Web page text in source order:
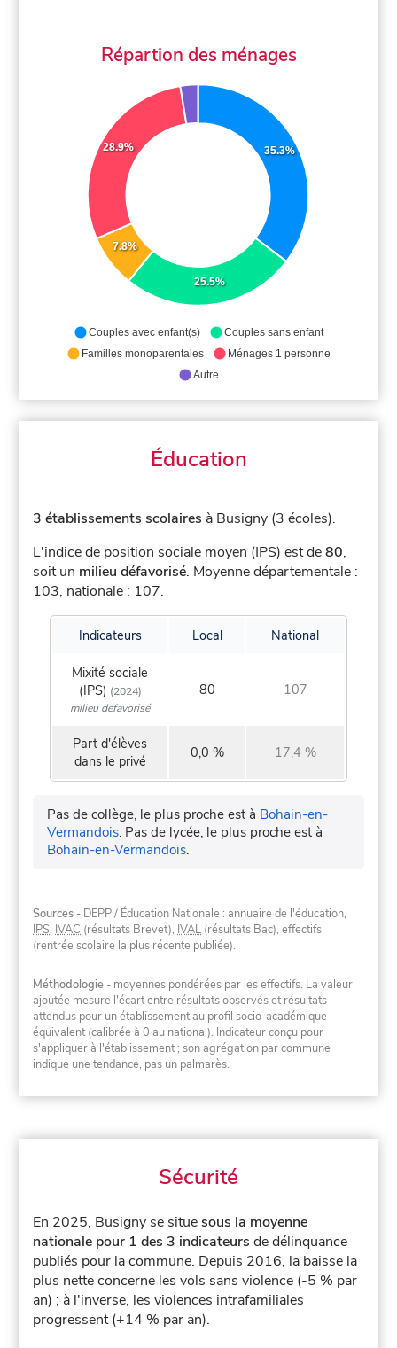
Répartion des ménages
35.3%
25.5%
7.8%
28.9%
Couples avec enfant(s)
Couples sans enfant
Familles monoparentales
Ménages 1 personne
Autre
Éducation
3 établissements scolaires à Busigny (3 écoles).
L'indice de position sociale moyen (IPS) est de80,
soit un milieu défavorisé. Moyenne départementale :
103, nationale : 107.
Indicateurs Local National
Mixité sociale
(IPS) (2024)
milieu défavorisé
80 107
Part d'élèves
dans le privé
0,0 % 17,4 %
Pas de collège, le plus proche est à Bohain-en-
Vermandois. Pas de lycée, le plus proche est à
Bohain-en-Vermandois.
Sources - DEPP / Éducation Nationale : annuaire de l'éducation,
IPS, IVAC (résultats Brevet), IVAL (résultats Bac), effectifs
(rentrée scolaire la plus récente publiée).
Méthodologie - moyennes pondérées par les effectifs. La valeur
ajoutée mesure l'écart entre résultats observés et résultats
attendus pour un établissement au profil socio-académique
équivalent (calibrée à 0 au national). Indicateur conçu pour
s'appliquer à l'établissement ; son agrégation par commune
indique une tendance, pas un palmarès.
Sécurité
En 2025, Busigny se situesous la moyenne
nationale pour 1 des 3 indicateurs de délinquance
publiés pour la commune. Depuis 2016, la baisse la
plus nette concerne les vols sans violence (-5 % par
an) ; à l'inverse, les violences intrafamiliales
progressent (+14 % par an).